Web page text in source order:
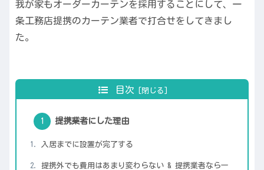
我が家もオーダーカーテンを採用することにして、一
条工務店提携のカーテン業者で打合せをしてきまし
た。
目次
提携業者にした理由
入居までに設置が完了する
提携外でも費用はあまり変わらない & 提携業者なら一